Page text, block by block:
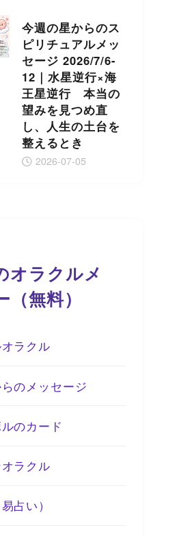
今週の星からのス
ピリチュアルメッ
セージ 2026/7/6-
12｜水星逆行×海
王星逆行 本当の
望みを見つめ直
し、人生の土台を
整えるとき
2026-07-05
オラクルメ
（無料）
ラクル
のメッセージ
のカード
ラクル
占い）